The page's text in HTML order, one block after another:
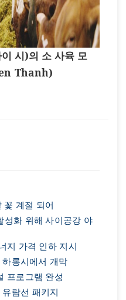
시)의 소 사육 모
Thanh)
계절 되어
성화 위해 사이공강 야
지 가격 인하 지시
롱시에서 개막
프로그램 완성
람선 패키지